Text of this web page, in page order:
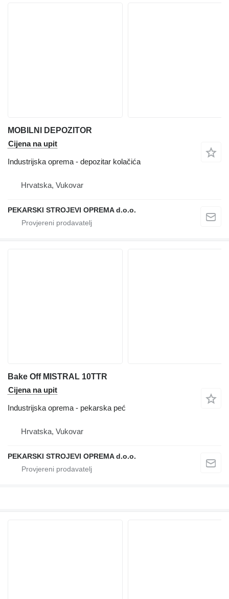
MOBILNI DEPOZITOR
Cijena na upit
Industrijska oprema - depozitar kolačića
Hrvatska, Vukovar
PEKARSKI STROJEVI OPREMA d.o.o.
Bake Off MISTRAL 10TTR
Cijena na upit
Industrijska oprema - pekarska peć
Hrvatska, Vukovar
PEKARSKI STROJEVI OPREMA d.o.o.